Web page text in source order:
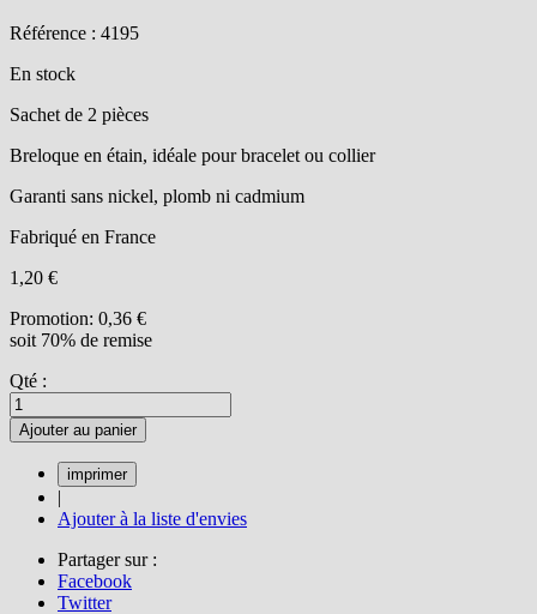
Référence : 4195
En stock
Sachet de 2 pièces
Breloque en étain, idéale pour bracelet ou collier
Garanti sans nickel, plomb ni cadmium
Fabriqué en France
1,20 €
Promotion: 0,36 €
soit 70% de remise
Qté :
Ajouter au panier
|
Ajouter à la liste d'envies
Partager sur :
Facebook
Twitter